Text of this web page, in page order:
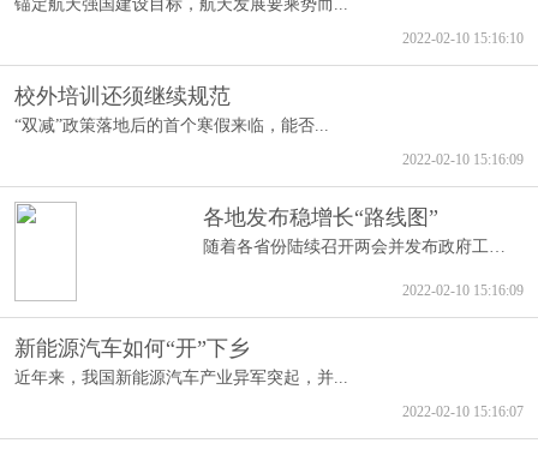
锚定航天强国建设目标，航天发展要乘势而...
2022-02-10 15:16:10
校外培训还须继续规范
“双减”政策落地后的首个寒假来临，能否...
2022-02-10 15:16:09
各地发布稳增长“路线图”
随着各省份陆续召开两会并发布政府工作报...
2022-02-10 15:16:09
新能源汽车如何“开”下乡
近年来，我国新能源汽车产业异军突起，并...
2022-02-10 15:16:07